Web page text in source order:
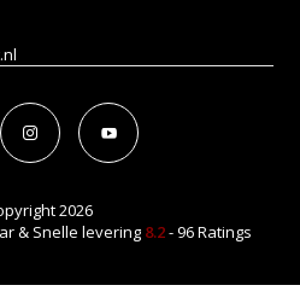
2026
& Snelle levering 8.2- 96 Ratings